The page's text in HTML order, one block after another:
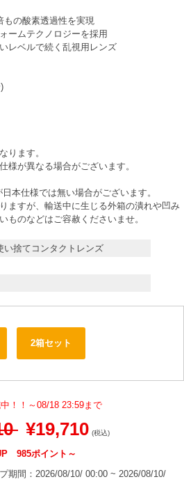
もの酸素透過性を実現
ームテクノロジーを採用
レベルで続く乱視用レンズ
ります。
様が異なる場合がございます。
本仕様では無い場合がございます。
ますが、輸送中に生じる外箱の潰れや凹み
ものなどはご容赦くださいませ。
い捨てコンタクトレンズ
2箱セット
！！～08/18 23:59まで
¥19,710 (税込)
985ポイント～
期間：2026/08/10/ 00:00 ~ 2026/08/10/